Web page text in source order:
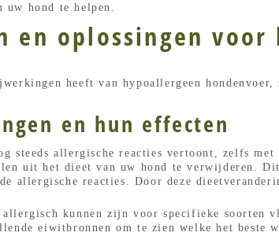
uw hond te helpen.
en oplossingen voor
heeft van hypoallergeen
en hun effecten
steeds allergische reacties vertoont, zelfs
uit het dieet van uw hond te verwijderen.
allergische reacties. Door deze
allergisch kunnen zijn voor specifieke soorten
eiwitbronnen om te zien welke het beste